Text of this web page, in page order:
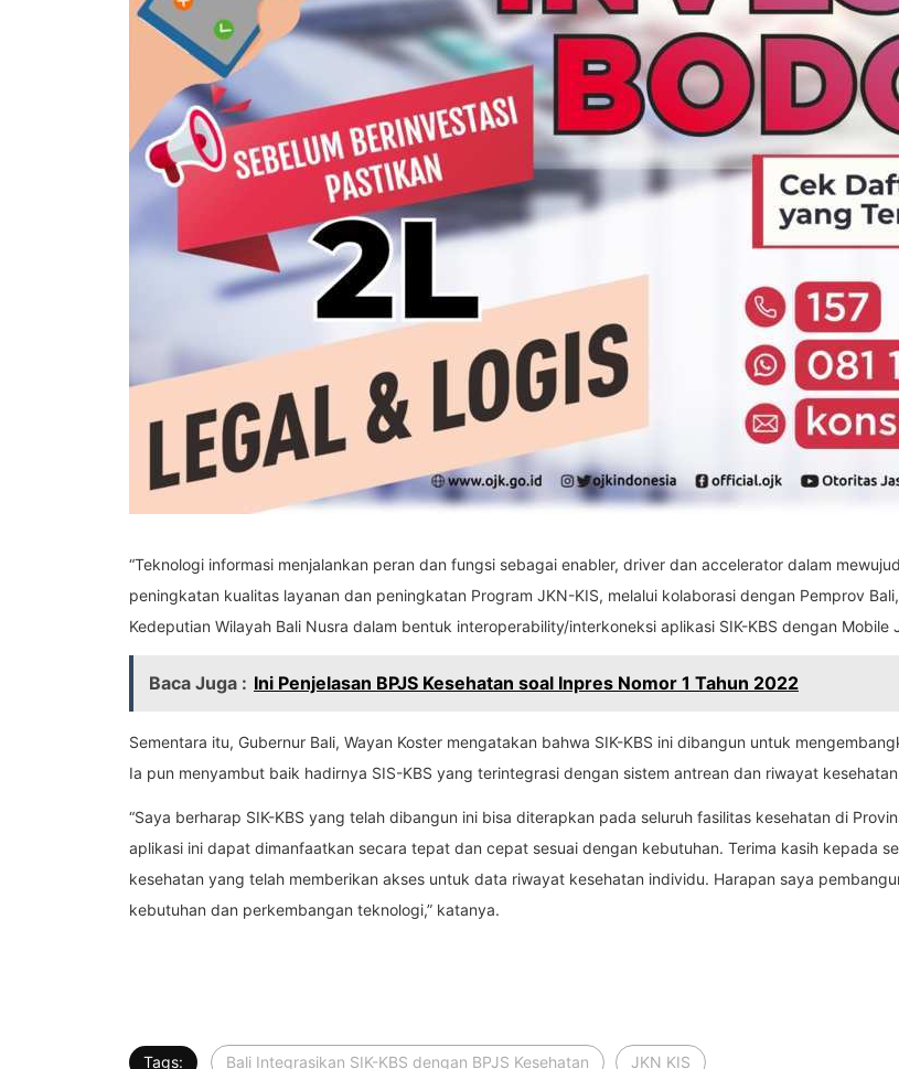
“Teknologi informasi menjalankan peran dan fungsi sebagai enabler, driver dan accelerator dalam
peningkatan kualitas layanan dan peningkatan Program JKN-KIS, melalui kolaborasi dengan Pemprov
Kedeputian Wilayah Bali Nusra dalam bentuk interoperability/interkoneksi aplikasi SIK-KBS dengan Mobile
Baca Juga : Ini Penjelasan BPJS Kesehatan soal Inpres Nomor 1 Tahun 2022
Sementara itu, Gubernur Bali, Wayan Koster mengatakan bahwa SIK-KBS ini dibangun untuk
Ia pun menyambut baik hadirnya SIS-KBS yang terintegrasi dengan sistem antrean dan riwayat
“Saya berharap SIK-KBS yang telah dibangun ini bisa diterapkan pada seluruh fasilitas kesehatan di
aplikasi ini dapat dimanfaatkan secara tepat dan cepat sesuai dengan kebutuhan. Terima kasih kepada
kesehatan yang telah memberikan akses untuk data riwayat kesehatan individu. Harapan saya
kebutuhan dan perkembangan teknologi,” katanya.
Tags: Bali Integrasikan SIK-KBS dengan BPJS Kesehatan JKN KIS